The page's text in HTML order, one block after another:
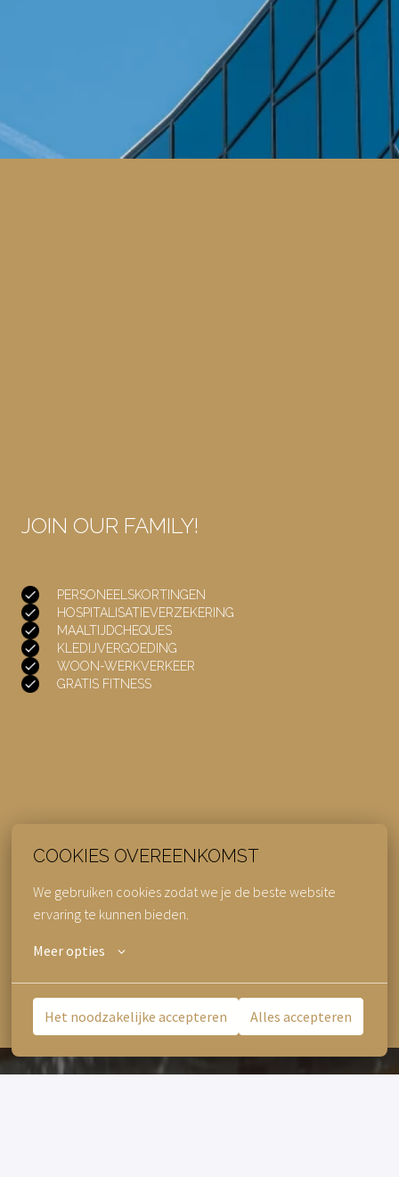
COOKIES OVEREENKOMST
We gebruiken cookies zodat we je de beste website
ervaring te kunnen bieden.
Meer opties
Het noodzakelijke accepteren Alles accepteren
JOIN OUR FAMILY!
PERSONEELSKORTINGEN
HOSPITALISATIEVERZEKERING
MAALTIJDCHEQUES
KLEDIJVERGOEDING
WOON-WERKVERKEER
GRATIS FITNESS